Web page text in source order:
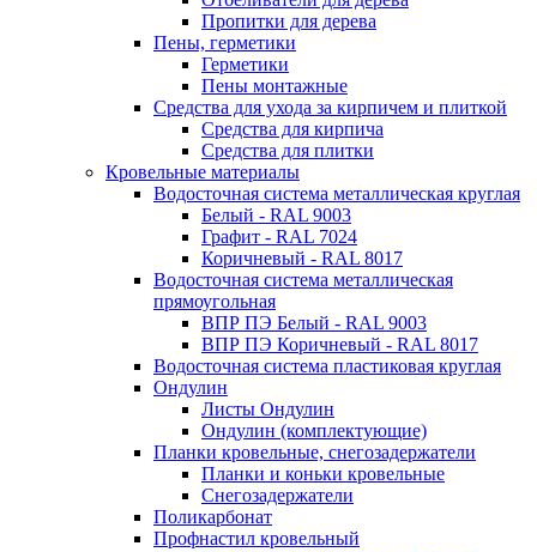
Пропитки для дерева
Пены, герметики
Герметики
Пены монтажные
Средства для ухода за кирпичем и плиткой
Средства для кирпича
Средства для плитки
Кровельные материалы
Водосточная система металлическая круглая
Белый - RAL 9003
Графит - RAL 7024
Коричневый - RAL 8017
Водосточная система металлическая
прямоугольная
ВПР ПЭ Белый - RAL 9003
ВПР ПЭ Коричневый - RAL 8017
Водосточная система пластиковая круглая
Ондулин
Листы Ондулин
Ондулин (комплектующие)
Планки кровельные, снегозадержатели
Планки и коньки кровельные
Снегозадержатели
Поликарбонат
Профнастил кровельный